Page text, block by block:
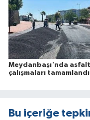
Meydanbaşı'nda asfalt
çalışmaları
Bu içeriğe